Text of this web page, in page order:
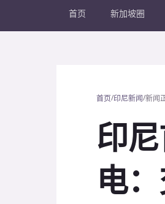
首页 新加坡圈
首页/印尼新闻/新闻
印
电